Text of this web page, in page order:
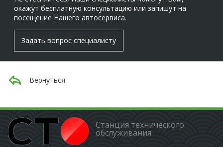
окажут бесплатную консультацию или запишут на
посещение Нашего автосервиса.
Задать вопрос специалисту
Вернуться
Станция технического
обслуживания